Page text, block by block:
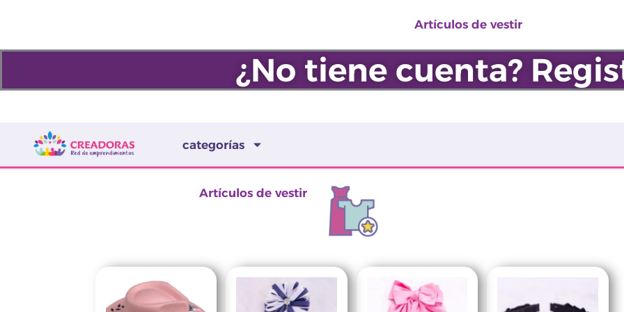
contenido
Artículos de vestir
¿No tiene cuenta?
categorías
Artículos de vestir